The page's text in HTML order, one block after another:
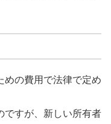
めの費用で法律で定め
ですが、新しい所有者